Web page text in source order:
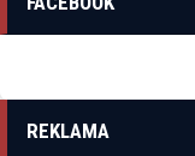
REKLAMA